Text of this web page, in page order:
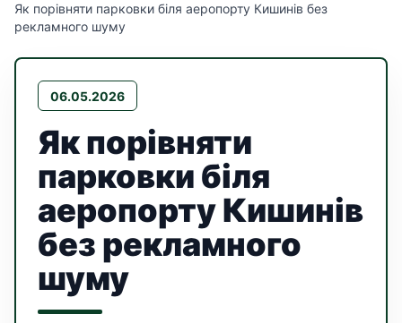
Як порівняти парковки біля аеропорту Кишинів без
рекламного шуму
06.05.2026
Як порівняти
парковки біля
аеропорту Кишинів
без рекламного
шуму